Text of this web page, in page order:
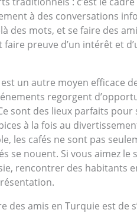
à des conversations
des mots, et se faire des
preuve d’un intérêt et
un autre moyen efficace
regorgent
sont des lieux parfaits
à la fois au
les cafés ne sont pas
se nouent. Si vous aimez
rencontrer des habitants
des amis en Turquie est